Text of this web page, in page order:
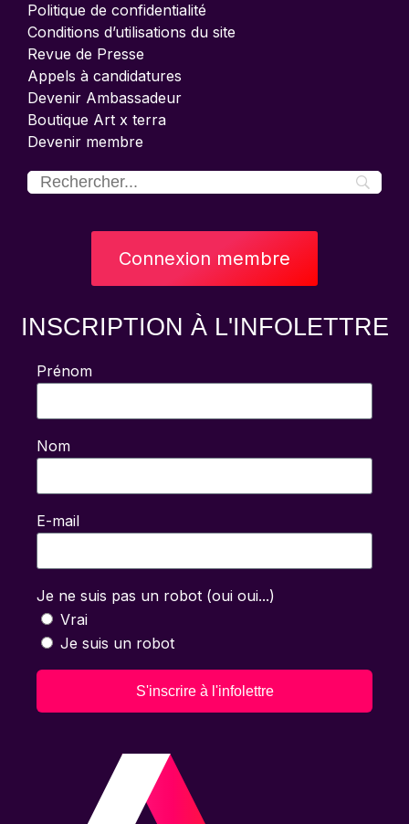
Politique de confidentialité
Conditions d’utilisations du site
Revue de Presse
Appels à candidatures
Devenir Ambassadeur
Boutique Art x terra
Devenir membre
Connexion membre
INSCRIPTION À L'INFOLETTRE
Prénom
Nom
E-mail
Je ne suis pas un robot (oui oui...)
Vrai
Je suis un robot
S'inscrire à l'infolettre